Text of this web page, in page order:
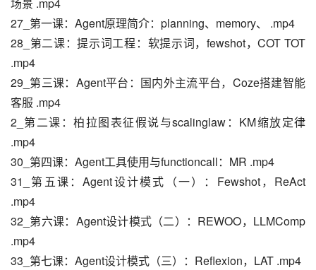
场景 .mp4
27_第一课：Agent原理简介：planning、memory、 .mp4
28_第二课：提示词工程：软提示词，fewshot，COT TOT
.mp4
29_第三课：Agent平台：国内外主流平台，Coze搭建智能
客服 .mp4
2_第二课：柏拉图表征假说与scalinglaw：KM缩放定律
.mp4
30_第四课：Agent工具使用与functioncall：MR .mp4
31_第五课：Agent设计模式（一）：Fewshot，ReAct
.mp4
32_第六课：Agent设计模式（二）：REWOO，LLMComp
.mp4
33_第七课：Agent设计模式（三）：Reflexion，LAT .mp4